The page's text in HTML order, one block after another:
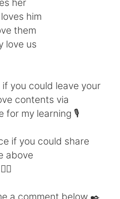
him
them
love us
you could leave your
contents via
for my learning 🎙
if you could share
above
a comment below ✒️